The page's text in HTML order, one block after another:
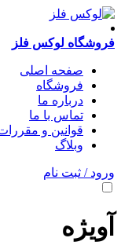
فروشگاه لوکس فلز
صفحه اصلی
فروشگاه
درباره ما
تماس با ما
قوانین و
وبلاگ
ورود / ثبت نام
آویژه